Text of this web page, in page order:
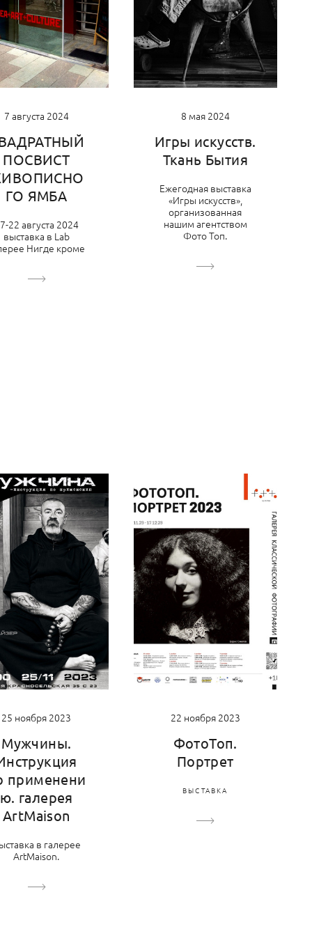
7 августа 2024
ПОСВИСТ
ГО ЯМБА
22 августа 2024
выставка в Lab
Нигде кроме
8 мая 2024
Игры искусств.
Ткань Бытия
Ежегодная выставка
«Игры искусств»,
организованная
нашим агентством
Фото Топ.
25 ноября 2023
Мужчины.
применени
ю. галерея
ArtMaison
в галерее
ArtMaison.
22 ноября 2023
ФотоТоп.
Портрет
ВЫСТАВКА